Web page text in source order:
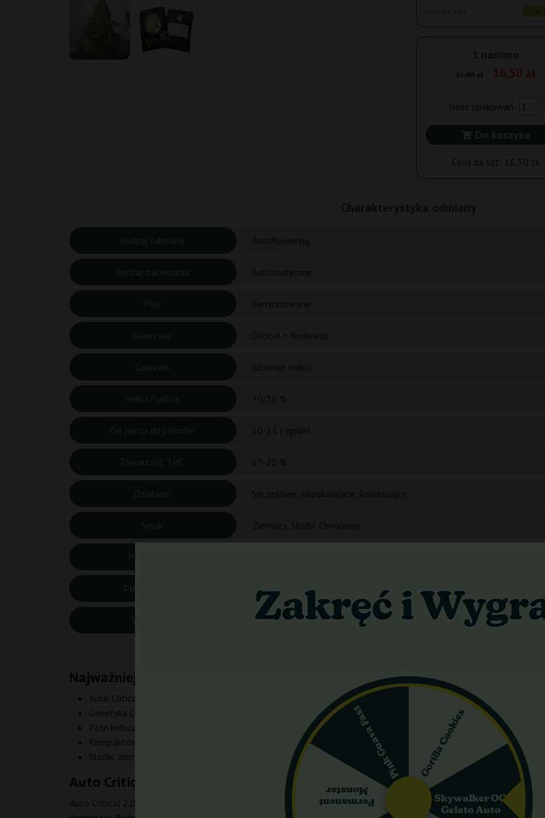
Wysyłka 48h
1 nasiono
22,00 zł 16,50 zł
Ilość opakowań:
Do koszyka
Cena za szt: 16,50 zł
Charakterystyka odmiany
Rodzaj odmiany:
Rodzaj zakwitania:
Płeć:
Genetyka:
Gatunek:
Indica/Sativa:
Od ziarna do plonów:
Zawartość THC:
Działanie:
Smak:
Plon Indoor:
Plon Outdoor: 100-300 g/roślina
Wysokość: 60-130 cm
Najważniejsze cechy odmiany Auto Critical 2.0 (X-treme) Bulk Feminized
Auto Critical 2.0 (X‑treme) – nasiona automatycznie kwitnące feminizowane, maksymalna wygoda i szybkość
Genetyka Critical – potężne 17–20% THC
Plon indoor do 500 g/m² w zaledwie 70–77 dni od siewu
Kompaktowa: 60–130 cm, idealna do małych upraw
Słodki, ziemisty smak z cytrusową i owocową nutą oraz relaksujące, euforyczne działanie
Auto Critical 2.0 (X-treme) Bulk Feminized Seeds – genetyka,
Auto Critical 2.0 (X‑treme) Bulk cannabis seeds to nasiona automatycznie kwitnące, feminizowane, które łączą w
Gorilla Cookies
Skywalker OG
Gelato Auto
Permanent
Monster
Pink Guava Fast